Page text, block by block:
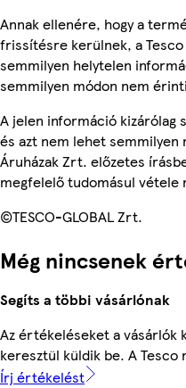
Annak ellenére, hogy a
frissítésre kerülnek, a
semmilyen helytelen
semmilyen módon nem
A jelen információ kizárólag
és azt nem lehet semmilyen
Áruházak Zrt. előzetes
megfelelő tudomásul vétele
©TESCO-GLOBAL Zrt.
Még nincsenek
Segíts a többi vásárlónak
Az értékeléseket a vásárlók
keresztül küldik be. A
Írj értékelést